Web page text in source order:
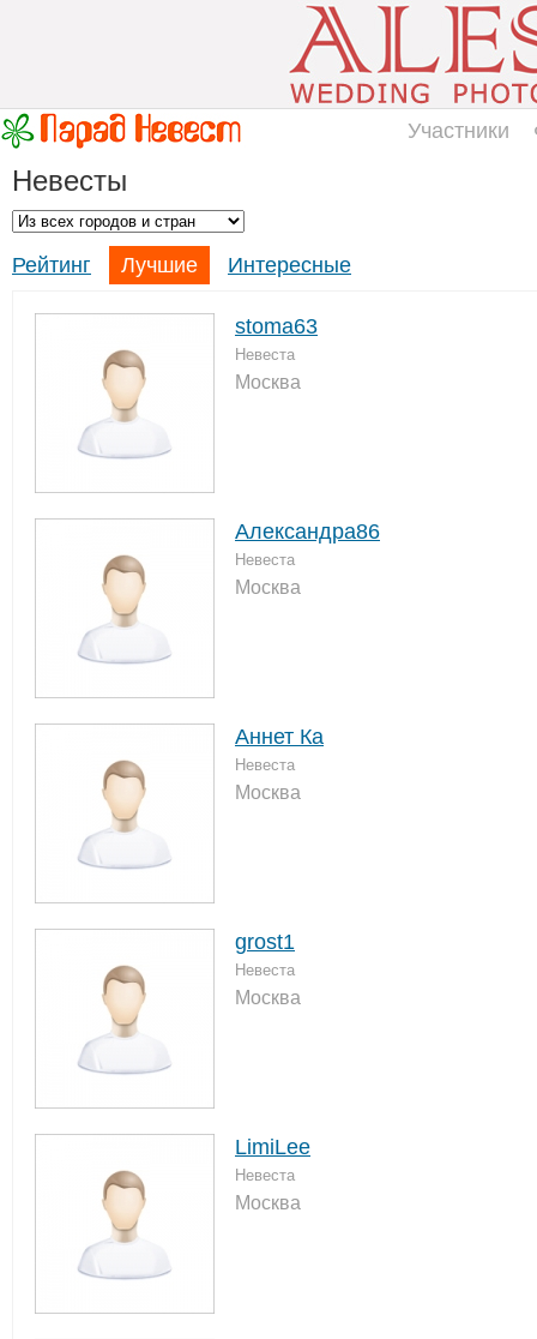
Участники
Невесты
Рейтинг Лучшие Интересные
stoma63
Невеста
Москва
Александра86
Невеста
Москва
Аннет Ка
Невеста
Москва
grost1
Невеста
Москва
LimiLee
Невеста
Москва